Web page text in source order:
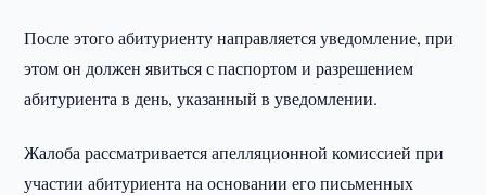
После этого абитуриенту направляется уведомление, при
этом он должен явиться с паспортом и разрешением
абитуриента в день, указанный в уведомлении.
Жалоба рассматривается апелляционной комиссией при
участии абитуриента на основании его письменных